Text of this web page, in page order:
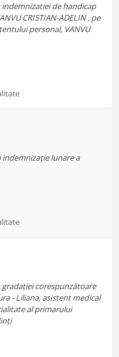
de handicap
CRISTIAN-ADELIN , pe
personal, VANVU
lunare a
corespunzătoare
- Liliana, asistent medical
al primarului